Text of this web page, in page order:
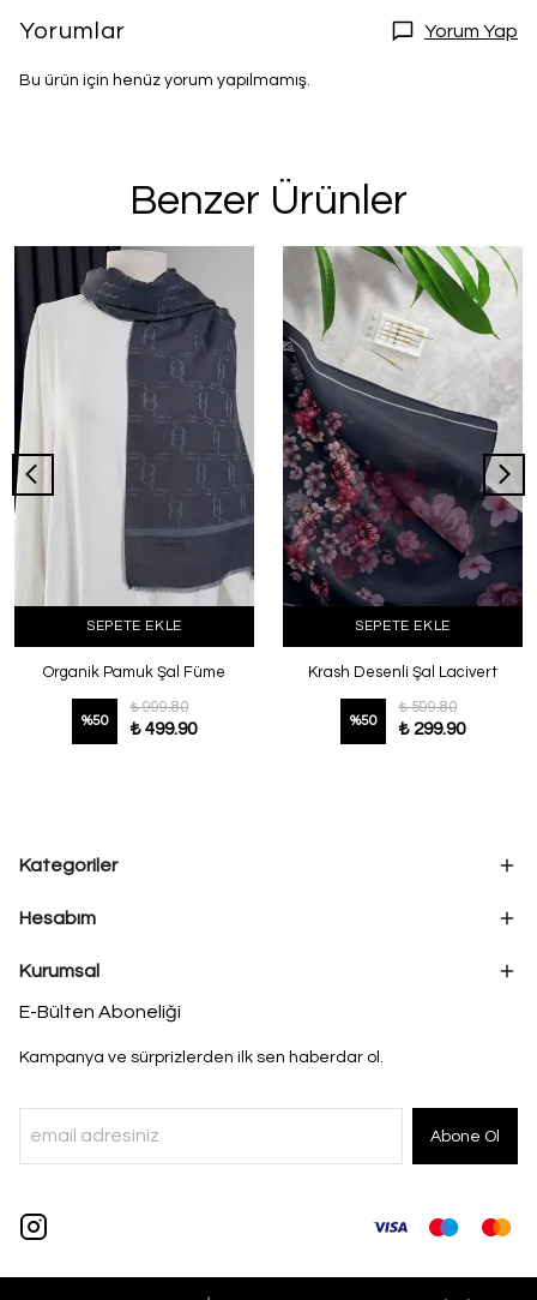
Yorumlar Yorum Yap
Bu ürün için henüz yorum yapılmamış.
Benzer Ürünler
SEPETE EKLE
Organik Pamuk Şal Füme
%50
₺ 999.80
₺ 499.90
SEPETE EKLE
Krash Desenli Şal Lacivert
%50
₺ 599.80
₺ 299.90
Kategoriler
Hesabım
Kurumsal
E-Bülten Aboneliği
Kampanya ve sürprizlerden ilk sen haberdar ol.
Abone Ol